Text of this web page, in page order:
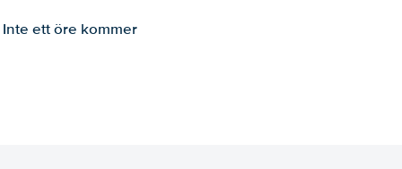
ett öre kommer